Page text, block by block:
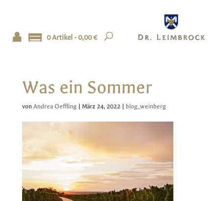
0 Artikel -0,00€
Was ein Sommer
von Andrea Oeffling| März 24, 2022| blog_weinberg